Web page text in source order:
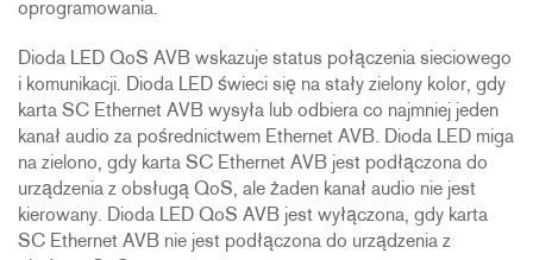
oprogramowania.
Dioda LED QoS AVB wskazuje status połączenia sieciowego
i komunikacji. Dioda LED świeci się na stały zielony kolor, gdy
karta SC Ethernet AVB wysyła lub odbiera co najmniej jeden
kanał audio za pośrednictwem Ethernet AVB. Dioda LED miga
na zielono, gdy karta SC Ethernet AVB jest podłączona do
urządzenia z obsługą QoS, ale żaden kanał audio nie jest
kierowany. Dioda LED QoS AVB jest wyłączona, gdy karta
SC Ethernet AVB nie jest podłączona do urządzenia z